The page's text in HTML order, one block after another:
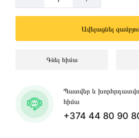
Ավելացնել
Գնել հիմա
Պատվեր և
հիմա
+374 44 80 90